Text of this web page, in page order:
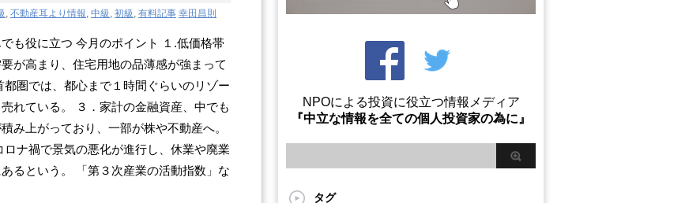
, 不動産耳より情報, 中級 , 初級 , 有料記事 幸田昌則
も役に立つ 今月のポイント １.低価格帯
が高まり、住宅用地の品薄感が強まって
都圏では、都心まで１時間ぐらいのリゾー
売れている。 ３．家計の金融資産、中でも
み上がっており、一部が株や不動産へ。
ロナ禍で景気の悪化が進行し、休業や廃業
るという。 「第３次産業の活動指数」な
NPOによる投資に役立つ情報メディア
『中立な情報を全ての個人投資家の為に』
タグ